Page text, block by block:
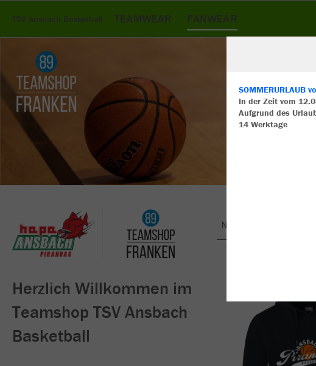
TSV Ansbach Basketball TEAMWEAR FANWEAR
Herzlich Willkommen im
Teamshop TSV Ansbach
Basketball
Nachhaltig
SOMMERURLAUB
In der Zeit vom
Aufgrund des
14 Werktage
Wir
Durch die